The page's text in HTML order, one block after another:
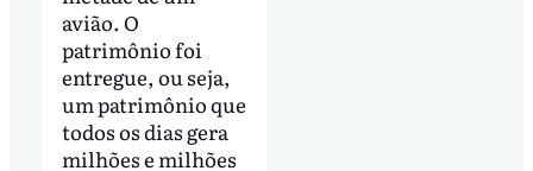
avião. O
patrimônio foi
entregue, ou seja,
um patrimônio que
todos os dias gera
milhões e milhões